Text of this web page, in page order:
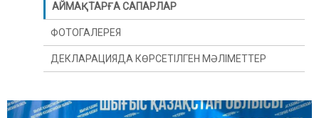
АЙМАҚТАРҒА САПАРЛАР
ФОТОГАЛЕРЕЯ
ДЕКЛАРАЦИЯДА КӨРСЕТІЛГЕН МӘЛІМЕТТЕР